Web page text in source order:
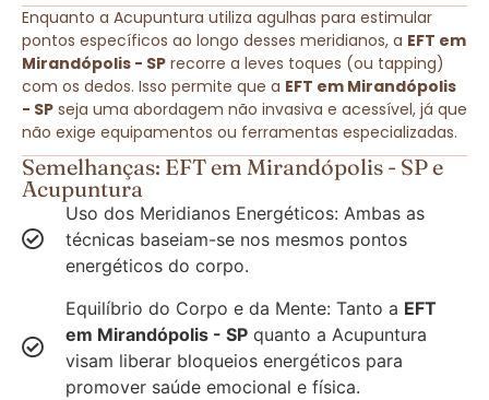
Enquanto a Acupuntura utiliza agulhas para estimular
pontos específicos ao longo desses meridianos, a EFT em
Mirandópolis - SP recorre a leves toques (ou tapping)
com os dedos. Isso permite que a EFT em Mirandópolis
- SP seja uma abordagem não invasiva e acessível, já que
não exige equipamentos ou ferramentas especializadas.
Semelhanças: EFT em Mirandópolis - SP e
Acupuntura
Uso dos Meridianos Energéticos: Ambas as
técnicas baseiam-se nos mesmos pontos
energéticos do corpo.
Equilíbrio do Corpo e da Mente: Tanto a EFT
em Mirandópolis - SP quanto a Acupuntura
visam liberar bloqueios energéticos para
promover saúde emocional e física.